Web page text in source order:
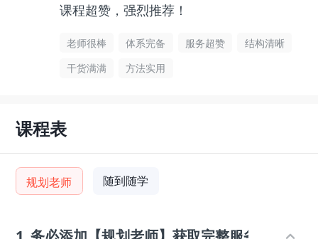
课程超赞，强烈推荐！
老师很棒 体系完备 服务超赞
结构清晰
干货满满
方法实用
课程表
规划老师 随到随学